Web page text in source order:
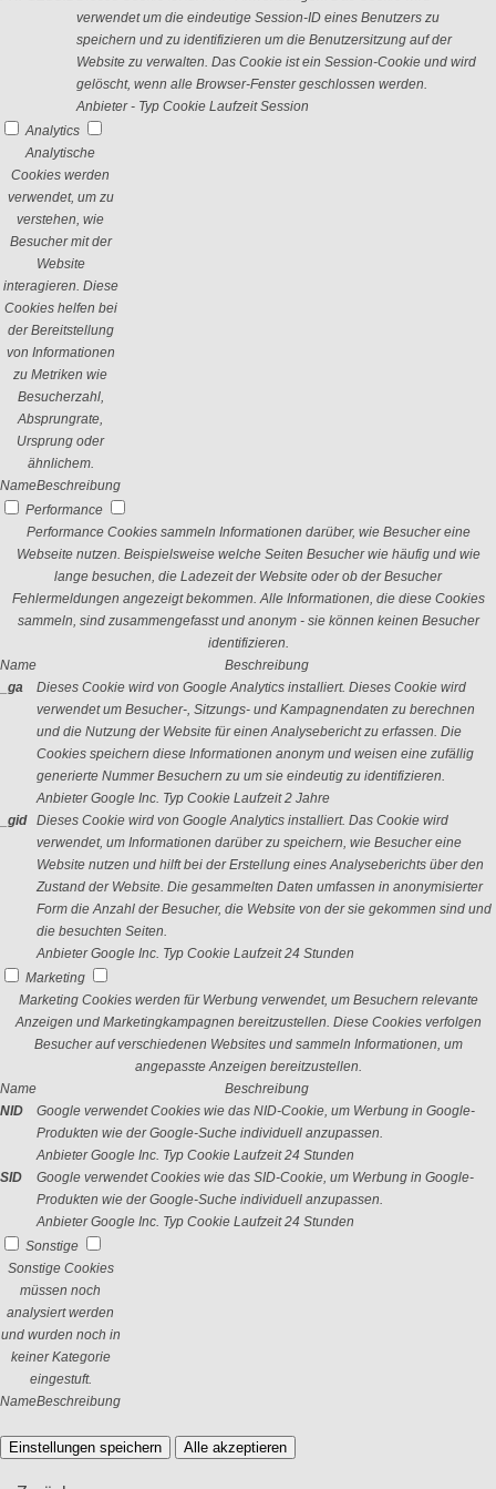
verwendet um die eindeutige Session-ID eines Benutzers zu
speichern und zu identifizieren um die Benutzersitzung auf der
Website zu verwalten. Das Cookie ist ein Session-Cookie und wird
gelöscht, wenn alle Browser-Fenster geschlossen werden.
Anbieter - Typ Cookie Laufzeit Session
Analytics
Analytische
Cookies werden
verwendet, um zu
verstehen, wie
Besucher mit der
Website
interagieren. Diese
Cookies helfen bei
der Bereitstellung
von Informationen
zu Metriken wie
Besucherzahl,
Absprungrate,
Ursprung oder
ähnlichem.
NameBeschreibung
Performance
Performance Cookies sammeln Informationen darüber, wie Besucher eine
Webseite nutzen. Beispielsweise welche Seiten Besucher wie häufig und wie
lange besuchen, die Ladezeit der Website oder ob der Besucher
Fehlermeldungen angezeigt bekommen. Alle Informationen, die diese Cookies
sammeln, sind zusammengefasst und anonym - sie können keinen Besucher
identifizieren.
Name
Beschreibung
_ga
Dieses Cookie wird von Google Analytics installiert. Dieses Cookie wird
verwendet um Besucher-, Sitzungs- und Kampagnendaten zu berechnen
und die Nutzung der Website für einen Analysebericht zu erfassen. Die
Cookies speichern diese Informationen anonym und weisen eine zufällig
generierte Nummer Besuchern zu um sie eindeutig zu identifizieren.
Anbieter Google Inc. Typ Cookie Laufzeit 2 Jahre
_gid
Dieses Cookie wird von Google Analytics installiert. Das Cookie wird
verwendet, um Informationen darüber zu speichern, wie Besucher eine
Website nutzen und hilft bei der Erstellung eines Analyseberichts über den
Zustand der Website. Die gesammelten Daten umfassen in anonymisierter
Form die Anzahl der Besucher, die Website von der sie gekommen sind und
die besuchten Seiten.
Anbieter Google Inc. Typ Cookie Laufzeit 24 Stunden
Marketing
Marketing Cookies werden für Werbung verwendet, um Besuchern relevante
Anzeigen und Marketingkampagnen bereitzustellen. Diese Cookies verfolgen
Besucher auf verschiedenen Websites und sammeln Informationen, um
angepasste Anzeigen bereitzustellen.
Name
Beschreibung
NID
Google verwendet Cookies wie das NID-Cookie, um Werbung in Google-
Produkten wie der Google-Suche individuell anzupassen.
Anbieter Google Inc. Typ Cookie Laufzeit 24 Stunden
SID
Google verwendet Cookies wie das SID-Cookie, um Werbung in Google-
Produkten wie der Google-Suche individuell anzupassen.
Anbieter Google Inc. Typ Cookie Laufzeit 24 Stunden
Sonstige
Sonstige Cookies
müssen noch
analysiert werden
und wurden noch in
keiner Kategorie
eingestuft.
NameBeschreibung
Einstellungen speichern Alle akzeptieren